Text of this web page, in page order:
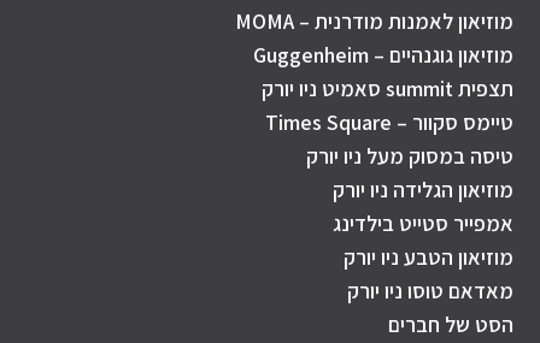
מוזיאון לאמנות מודרנית – MOMA
מוזיאון גוגנהיים – Guggenheim
תצפית summit סאמיט ניו יורק
טיימס סקוור – Times Square
טיסה במסוק מעל ניו יורק
מוזיאון הגלידה ניו יורק
אמפייר סטייט בילדינג
מוזיאון הטבע ניו יורק
מאדאם טוסו ניו יורק
הסט של חברים